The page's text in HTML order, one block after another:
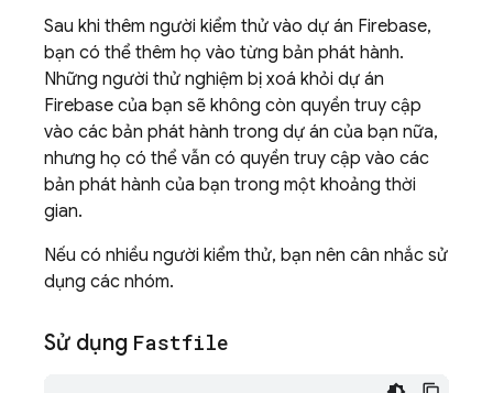
Sau khi thêm người kiểm thử vào dự án Firebase,
bạn có thể thêm họ vào từng bản phát hành.
Những người thử nghiệm bị xoá khỏi dự án
Firebase của bạn sẽ không còn quyền truy cập
vào các bản phát hành trong dự án của bạn nữa,
nhưng họ có thể vẫn có quyền truy cập vào các
bản phát hành của bạn trong một khoảng thời
gian.
Nếu có nhiều người kiểm thử, bạn nên cân nhắc sử
dụng các nhóm.
Sử dụng Fastfile